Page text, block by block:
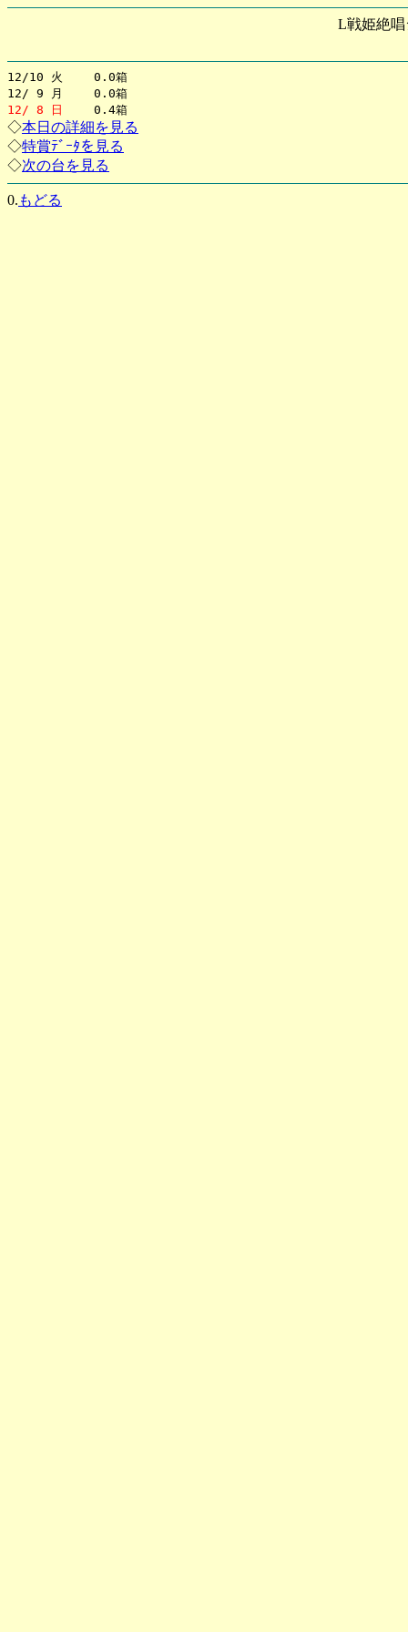
L戦姫絶
12/10 火 0.0箱
12/ 9 月 0.0箱
12/ 8 日
0.4箱
◇本日の詳細を見る
◇特賞ﾃﾞｰﾀを見る
◇次の台を見る
0. もどる